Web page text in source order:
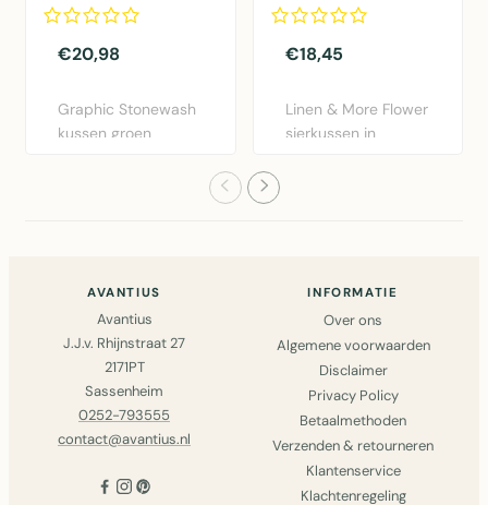
€20,98
Graphic Stonewash
kussen groen
€18,45
Linen & More Flower
sierkussen in
AVANTIUS
Avantius
J.J.v. Rhijnstraat 27
2171PT
Sassenheim
0252-793555
contact@avantius.nl
INFORMATIE
Over ons
Algemene voorwaarden
Disclaimer
Privacy Policy
Betaalmethoden
Verzenden & retourneren
Klantenservice
Klachtenregeling